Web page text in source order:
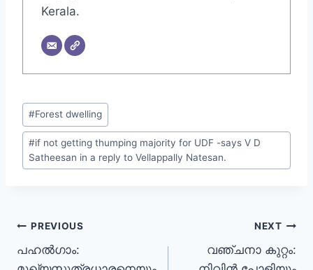
Kerala.
#Forest dwelling
#if not getting thumping majority for UDF -says V D
Satheesan in a reply to Vellappally Natesan.
PREVIOUS
പഹൽഗാം:
NEXT
വഞ്ചനാ കുറ്റം: